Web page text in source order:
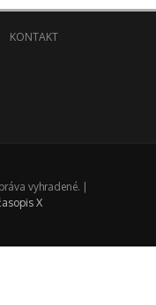
KONTAKT
vyhradené. |
X